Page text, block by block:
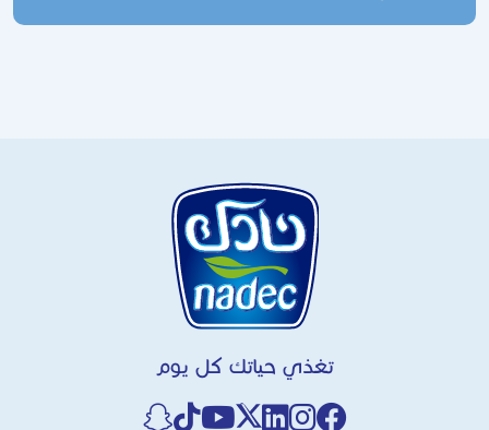
تغذي حياتك كل يوم